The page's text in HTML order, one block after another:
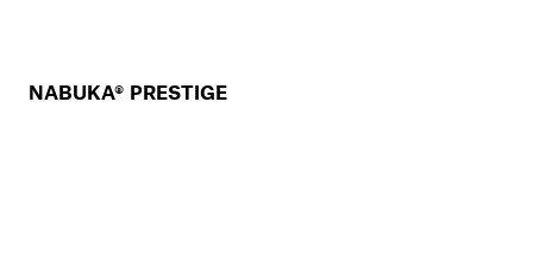
NABUKA® PRESTIGE